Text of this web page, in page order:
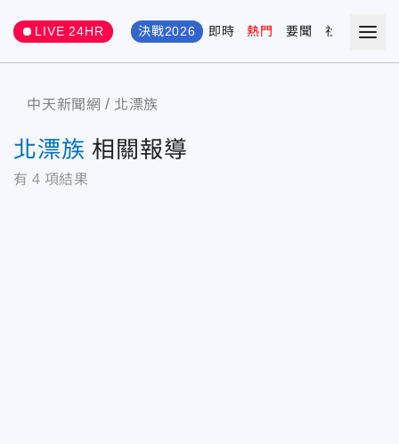
LIVE 24HR 決戰2026 即時 熱門 要聞 社會 娛樂
中天新聞網 北漂族
北漂族 相關報導
有 4 項結果